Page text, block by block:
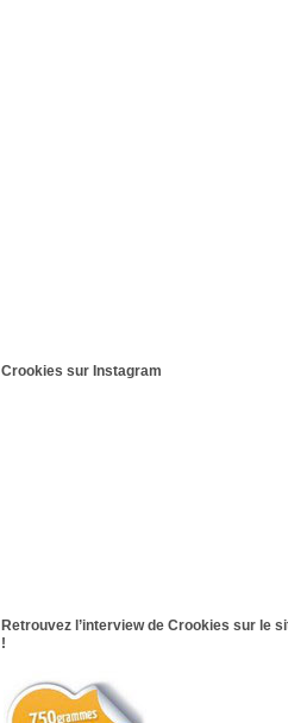
Crookies sur Instagram
Retrouvez l’interview de Crookies sur le
!